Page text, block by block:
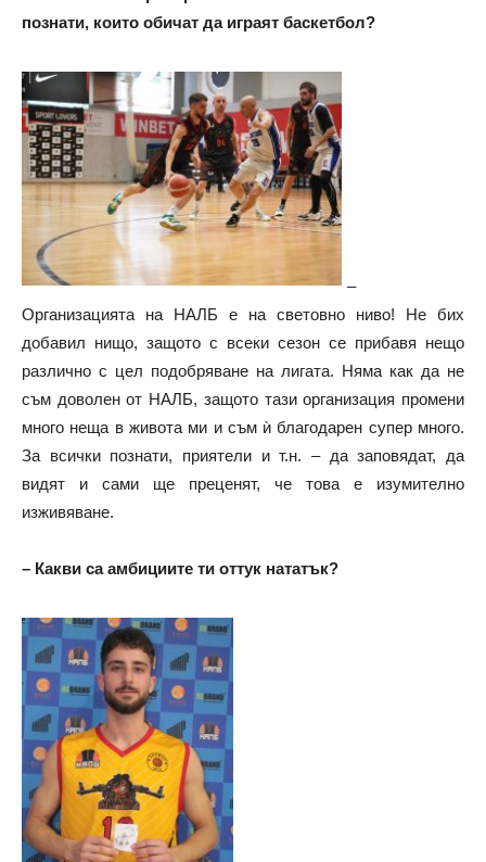
познати, които обичат да играят баскетбол?
–
Организацията на НАЛБ е на световно ниво! Не бих
добавил нищо, защото с всеки сезон се прибавя нещо
различно с цел подобряване на лигата. Няма как да не
съм доволен от НАЛБ, защото тази организация промени
много неща в живота ми и съм ѝ благодарен супер много.
За всички познати, приятели и т.н. – да заповядат, да
видят и сами ще преценят, че това е изумително
изживяване.
– Какви са амбициите ти оттук нататък?